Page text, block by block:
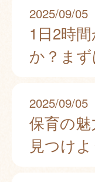
2025/09/05
1日2時
か？ま
2025/09/05
保育の
見つけ